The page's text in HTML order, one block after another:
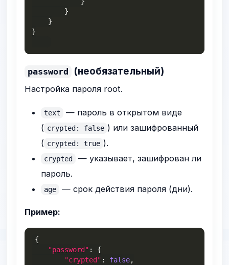
}
}
}
password (необязательный)
Настройка пароля root.
text
— пароль в открытом виде
( crypted: false ) или зашифрованный
( crypted: true ).
crypted
— указывает, зашифрован ли
пароль.
age — срок действия пароля (дни).
Пример:
{
"password" :
{
"crypted" : false,